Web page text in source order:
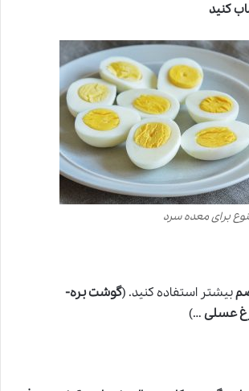
کنید
برای معده سرد
بیشتر استفاده کنید. (گوشت بره-
عسلی…)